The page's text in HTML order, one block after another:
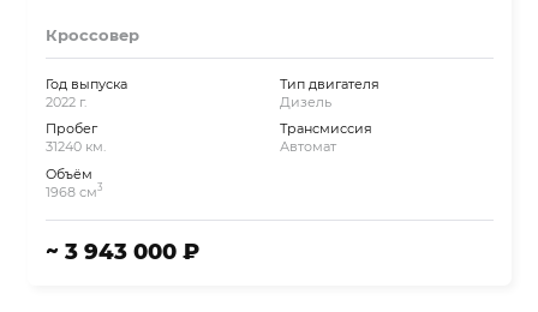
Кроссовер
Год выпуска
2022 г.
Пробег
31240 км.
Объём
1968 см3
Тип двигателя
Дизель
Трансмиссия
Автомат
~ 3 943 000 ₽